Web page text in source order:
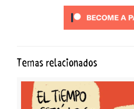
Temas relacionados